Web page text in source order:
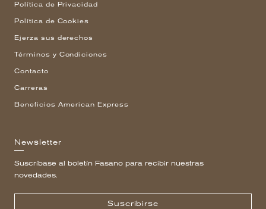
Política de Privacidad
Política de Cookies
Ejerza sus derechos
Términos y Condiciones
Contacto
Carreras
Beneficios American Express
Newsletter
Suscríbase al boletín Fasano para recibir nuestras
novedades.
Suscribirse